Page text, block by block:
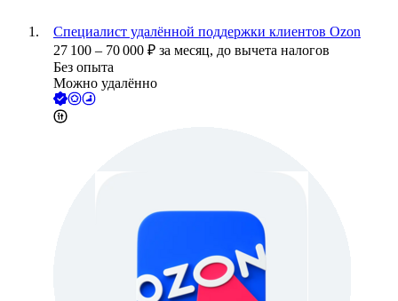
Специалист удалённой поддержки клиентов Ozon
27 100 – 70 000 ₽ за месяц, до вычета налогов
Без опыта
Можно удалённо